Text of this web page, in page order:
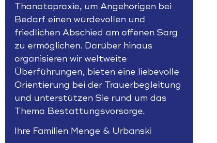
Thanatopraxie, um Angehörigen bei
Bedarf einen würdevollen und
friedlichen Abschied am offenen Sarg
zu ermöglichen. Darüber hinaus
organisieren wir weltweite
Überführungen, bieten eine liebevolle
Orientierung bei der Trauerbegleitung
und unterstützen Sie rund um das
Thema Bestattungsvorsorge.
Ihre Familien Menge & Urbanski